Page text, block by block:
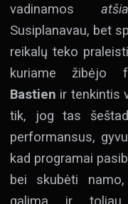
vadinamos
Susiplanavau, bet
reikalų teko
kuriame žibėjo
Bastien ir tenkintis
tik, jog tas
performansus,
kad programai
bei skubėti
galima ir